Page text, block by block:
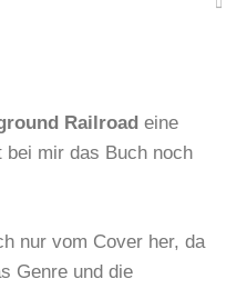
Railroad eine
bei mir das Buch noch
nur vom Cover her, da
Genre und die